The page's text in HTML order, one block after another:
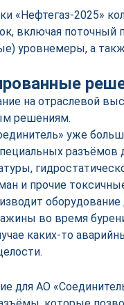
«Нефтегаз-2025»
включая
уровнемеры, а
на отраслевой
решениям.
уже
разъёмов
и прочие
во время
каких-то
для АО